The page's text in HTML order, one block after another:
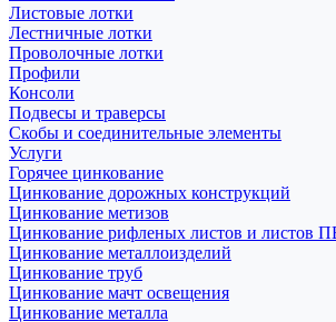
Листовые лотки
Лестничные лотки
Проволочные лотки
Профили
Консоли
Подвесы и траверсы
Скобы и соединительные элементы
Услуги
Горячее цинкование
Цинкование дорожных конструкций
Цинкование метизов
Цинкование рифленых листов и листов
Цинкование металлоизделий
Цинкование труб
Цинкование мачт освещения
Цинкование металла